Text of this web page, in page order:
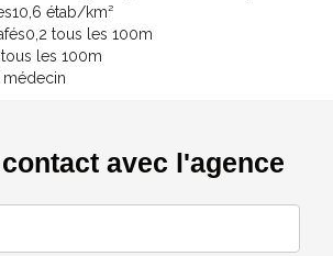
10,6 étab/km²
0,2 tous les 100m
les 100m
médecin
avec l'agence